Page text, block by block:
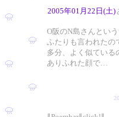
2005年01月22日(土)
O阪のN島さんとい
ふたりも言われた
多分、よく似てい
ありふれた顔で…